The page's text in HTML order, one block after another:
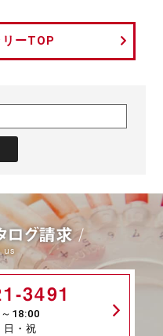
ーTOP
ログ請求
us
3491
～18:00
日・祝